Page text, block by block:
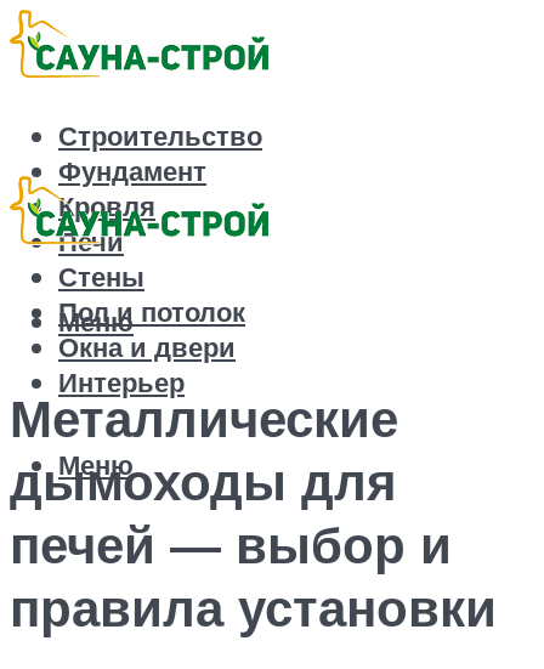
Строительство
Фундамент
Кровля
Печи
Стены
Пол и потолок
Окна и двери
Интерьер
Меню
Меню
Металлические
дымоходы для
печей — выбор и
правила установки